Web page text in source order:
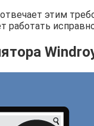
этим
работать